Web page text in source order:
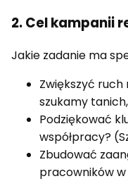
2. Cel kampanii
Jakie zadanie ma
Zwiększyć
szukamy
Podziękować
współpracy?
Zbudować
pracowników